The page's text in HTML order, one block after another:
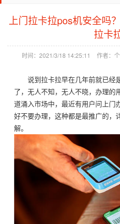
上门拉卡拉pos机安全吗
拉卡
时间：2021/3/18 14:25:11 作者：
说到拉卡拉早在几年前就已经
了，无人不知，无人不晓，办理的
道涌入市场中，最近有用户问上门
好不要办理，这种都是最推广的，
解。